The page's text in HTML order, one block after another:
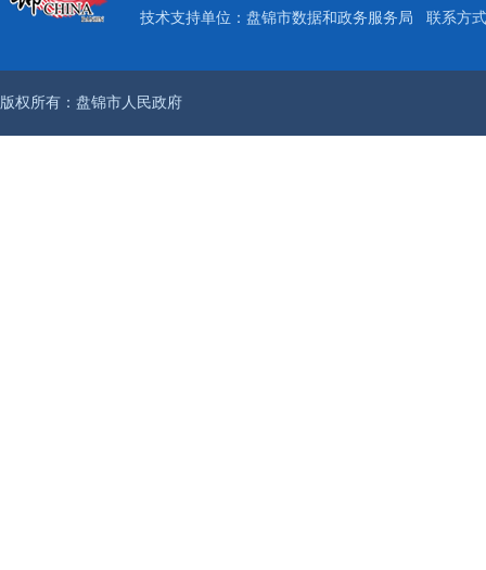
技术支持单位：盘锦市数据和政务服务局 联系方
版权所有：盘锦市人民政府